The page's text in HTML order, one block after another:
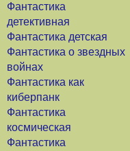
Фантастика
детективная
Фантастика детская
Фантастика о звездных
войнах
Фантастика как
киберпанк
Фантастика
космическая
Фантастика